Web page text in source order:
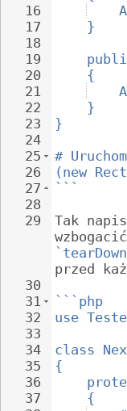
16
17
18
19
20
21
22
23
24
25
26
27
28
29
30
31
32
33
34
35
36
37
}
{
}
}
#
(new
```
Tak
przed
```php
use
class
{
{